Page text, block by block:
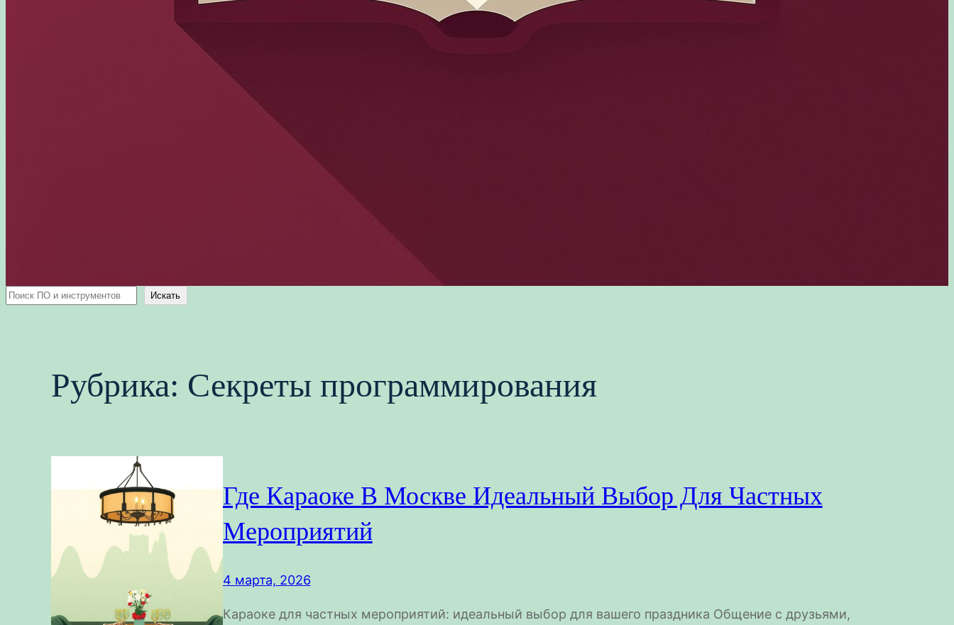
Поиск Искать
Рубрика: Секреты программирования
Где Караоке В Москве Идеальный Выбор Для Частных
Мероприятий
4 марта, 2026
Караоке для частных мероприятий: идеальный выбор для вашего праздника Общение с друзьями,